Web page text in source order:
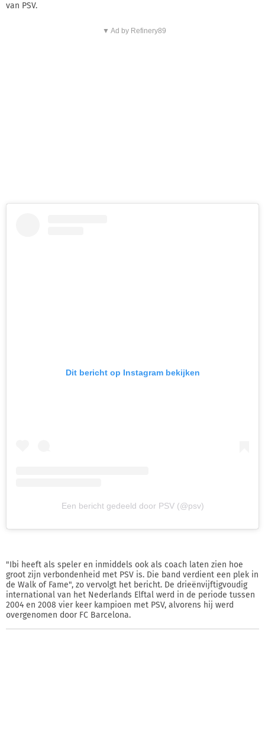
van PSV.
▼ Ad by Refinery89
Dit bericht op Instagram bekijken
Een bericht gedeeld door PSV (@psv)
"Ibi heeft als speler en inmiddels ook als coach laten zien hoe
groot zijn verbondenheid met PSV is. Die band verdient een plek in
de Walk of Fame", zo vervolgt het bericht. De drieënvijftigvoudig
international van het Nederlands Elftal werd in de periode tussen
2004 en 2008 vier keer kampioen met PSV, alvorens hij werd
overgenomen door FC Barcelona.